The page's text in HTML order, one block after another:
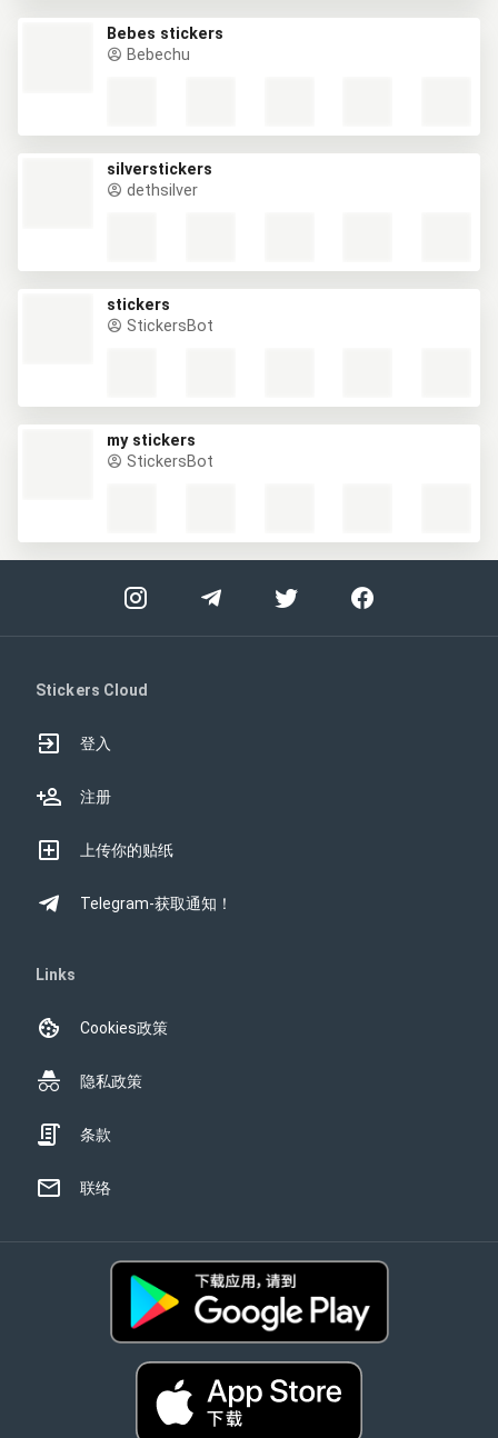
Bebes stickers
Bebechu
silverstickers
dethsilver
stickers
StickersBot
my stickers
StickersBot
Stickers Cloud
登入
注册
上传你的贴纸
Telegram-获取通知！
Links
Cookies政策
隐私政策
条款
联络